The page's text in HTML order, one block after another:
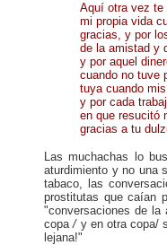
Aquí otra vez te
mi propia vida
gracias, y por
de la amistad y
y por aquel
cuando no tuve
tuya cuando
y por cada
en que resucitó
gracias a tu
Las muchachas lo
aturdimiento y no una
tabaco, las
prostitutas que caían
"conversaciones de
copa/ y en otra copa/
lejana!"